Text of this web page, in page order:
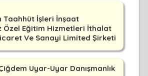
Taahhüt İşleri İnşaat
Özel Eğitim Hizmetleri İthalat
Ve Sanayi Limited Şirketi
Uyar-Uyar Danışmanlık